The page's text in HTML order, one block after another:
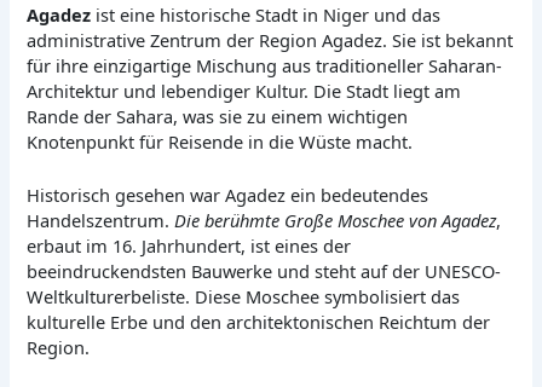
Agadez ist eine historische Stadt in Niger und das
administrative Zentrum der Region Agadez. Sie ist bekannt
für ihre einzigartige Mischung aus traditioneller Saharan-
Architektur und lebendiger Kultur. Die Stadt liegt am
Rande der Sahara, was sie zu einem wichtigen
Knotenpunkt für Reisende in die Wüste macht.
Historisch gesehen war Agadez ein bedeutendes
Handelszentrum.Die berühmte Große Moschee von Agadez,
erbaut im 16. Jahrhundert, ist eines der
beeindruckendsten Bauwerke und steht auf der UNESCO-
Weltkulturerbeliste. Diese Moschee symbolisiert das
kulturelle Erbe und den architektonischen Reichtum der
Region.